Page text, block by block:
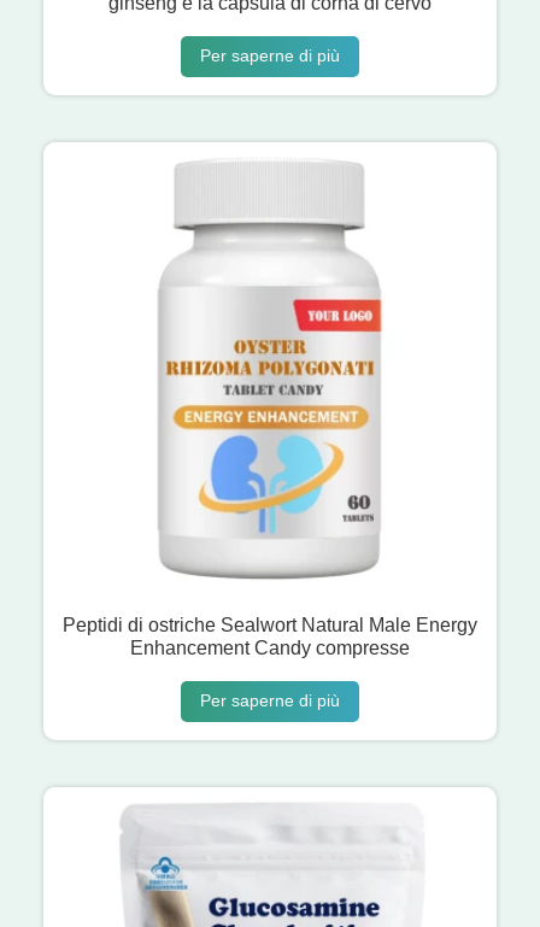
Per saperne di più
Peptidi di ostriche Sealwort Natural Male Energy
Enhancement Candy compresse
Per saperne di più